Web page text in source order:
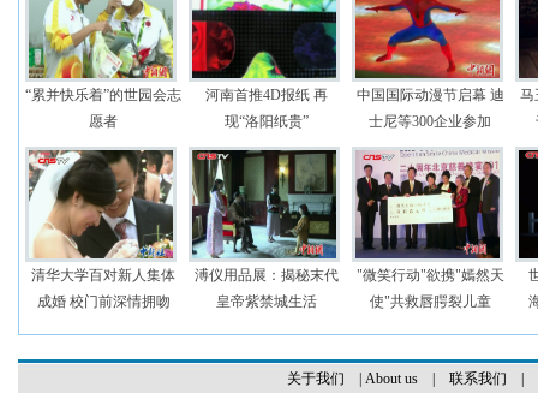
“累并快乐着”的世园会志
愿者
河南首推4D报纸 再
现“洛阳纸贵”
中国国际动漫节启幕 迪
士尼等300企业参加
马
清华大学百对新人集体
成婚 校门前深情拥吻
溥仪用品展：揭秘末代
皇帝紫禁城生活
"微笑行动"欲携"嫣然天
使"共救唇腭裂儿童
关于我们 About us| 联系我们